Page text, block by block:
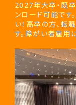
2027年大卒・既
ンロード可能です
い！高卒の方、転
す。障がい者雇用